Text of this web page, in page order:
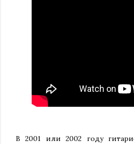
В 2001 или 2002 году